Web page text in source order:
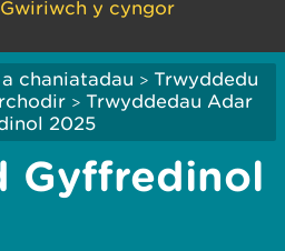
y cyngor
chaniatadau > Trwyddedu
> Trwyddedau Adar
2025
Gyffredinol